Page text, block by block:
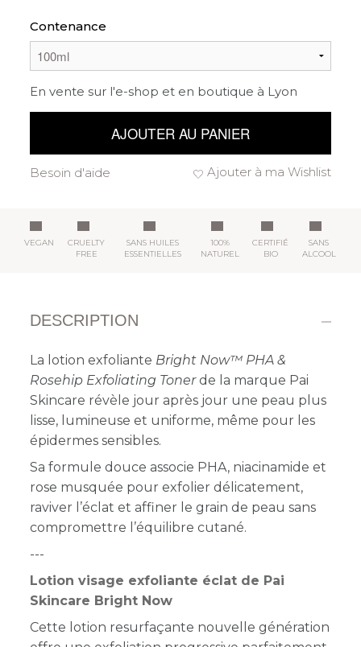
Contenance
En vente sur l'e-shop et en boutique à Lyon
AJOUTER AU PANIER
Ajouter à ma Wishlist
Besoin d'aide
VEGAN
CRUELTY
FREE
SANS HUILES
ESSENTIELLES
100%
NATUREL
CERTIFIÉ
BIO
SANS
ALCOOL
DESCRIPTION
La lotion exfoliante Bright Now™ PHA &
Rosehip Exfoliating Tonerde la marque Pai
Skincare révèle jour après jour une peau plus
lisse, lumineuse et uniforme, même pour les
épidermes sensibles.
Sa formule douce associe PHA, niacinamide et
rose musquée pour exfolier délicatement,
raviver l’éclat et affiner le grain de peau sans
compromettre l’équilibre cutané.
---
Lotion visage exfoliante éclat de Pai
Skincare Bright Now
Cette lotion resurfaçante nouvelle génération